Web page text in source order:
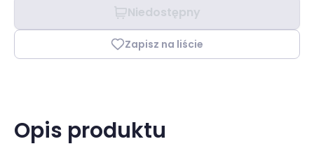
Niedostępny
Zapisz na liście
Opis produktu